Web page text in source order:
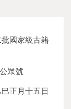
國家級古籍
眾號
正月十五日